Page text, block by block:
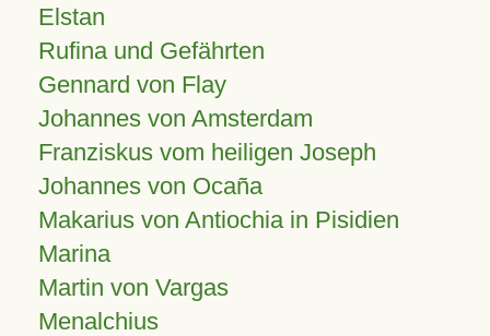
Elstan
Rufina und Gefährten
Gennard von Flay
Johannes von Amsterdam
Franziskus vom heiligen Joseph
Johannes von Ocaña
Makarius von Antiochia in Pisidien
Marina
Martin von Vargas
Menalchius